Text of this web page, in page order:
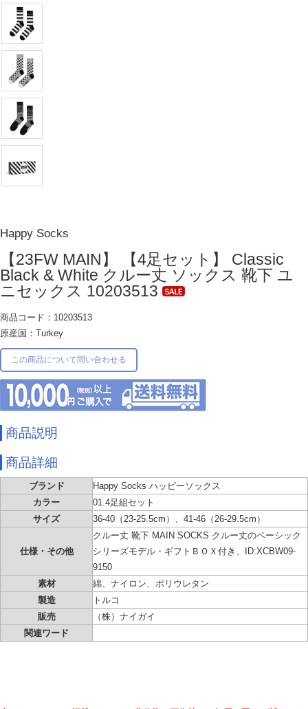
Happy Socks
【23FW MAIN】 【4足セット】 Classic
Black & White クルー丈 ソックス 靴下 ユ
ニセックス 10203513
商品コード：10203513
原産国：Turkey
この商品について問い合わせる
商品説明
商品詳細
ブランド
Happy Socks ハッピーソックス
カラー
01.4足組セット
サイズ
36-40（23-25.5cm）、41-46（26-29.5cm）
仕様・その他
クルー丈 靴下 MAIN SOCKS クルー丈のベーシック
シリーズモデル・ギフトＢＯＸ付き、ID:XCBW09-
9150
素材
綿、ナイロン、ポリウレタン
製造
トルコ
販売
（株）ナイガイ
関連ワード